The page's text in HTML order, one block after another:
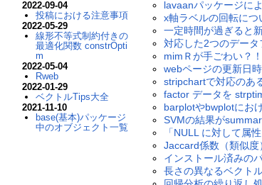
lavaanパッケージに
x軸ラベルの回転につ
一定時間が過ぎると
対応した2つのデータ
mimＲが手ごわい？！
webページの更新日
stripchartで対応のあ
factor データを
barplotやbwplotにお
SVMの結果が
「NULL に対して属
Jaccard係数（類似
インストール済みの
長さの異なるベクト
2022-09-04
投稿における注意事項
2022-05-29
線形不等式制約付きの
最適化関数 constrOpti
m
2022-05-04
Rweb
2022-01-29
ベクトルTips大全
2021-11-10
base(基本)パッケージ
中のオブジェクト一覧